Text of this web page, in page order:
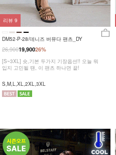
DM52-P-28/데니즈 버뮤다 팬츠_DY
26%
26,90019,900
[S~3XL] 숏,기본 두가지 기장옵션!! 오늘 뭐
입지 고민될 땐, 이 팬츠 하나면 끝!
S,M,L,XL,2XL,3XL
리뷰 9